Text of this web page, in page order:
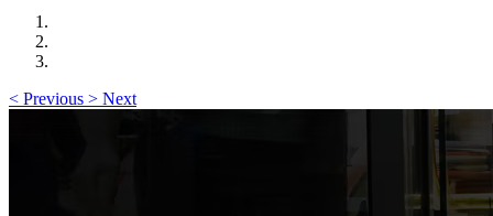
< Previous > Next